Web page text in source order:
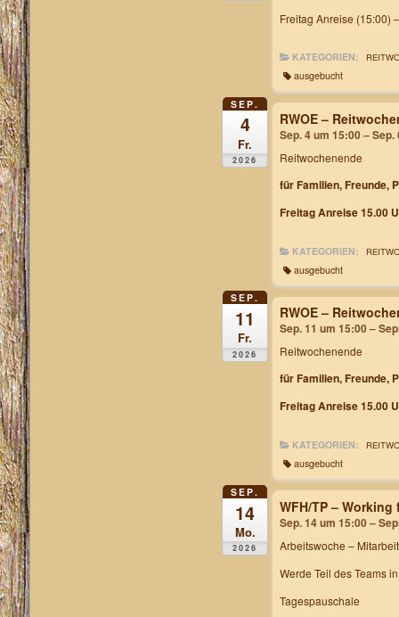
Freitag Anreise (15:00)
KATEGORIEN:
ausgebucht
SEP.
4
Fr.
2026
RWOE –
Sep. 4 um 15:00 – Sep.
Reitwochenende
für Familien, Freunde,
Freitag Anreise 15.00
KATEGORIEN:
ausgebucht
SEP.
11
Fr.
2026
RWOE –
Sep. 11 um 15:00 –
Reitwochenende
für Familien, Freunde,
Freitag Anreise 15.00
KATEGORIEN:
ausgebucht
SEP.
14
Mo.
2026
WFH/TP –
Sep. 14 um 15:00 –
Arbeitswoche –
Werde Teil des Teams
Tagespauschale